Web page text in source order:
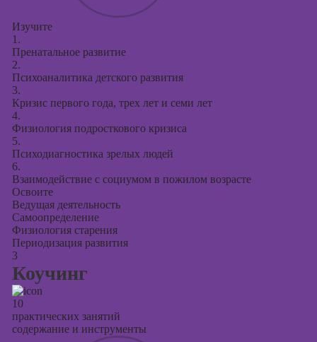
Изучите
1.
Пренатальное развитие
2.
Психоаналитика детского развития
3.
Кризис первого года, трех лет и семи лет
4.
Физиология подросткового кризиса
5.
Психодиагностика зрелых людей
6.
Взаимодействие с социумом в пожилом возрасте
Освоите
Ведущая деятельность
Самоопределение
Физиология старения
Периодизация развития
3
Коучинг
10
практических занятий
содержание и инструменты